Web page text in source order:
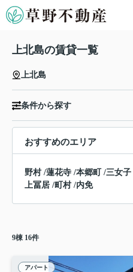
上北島の賃貸一覧
上北島
条件から探す
おすすめのエリア
野村/蓮花寺 /本郷町 /三女子
上冨居 /町村/内免
9棟 16件
アパート